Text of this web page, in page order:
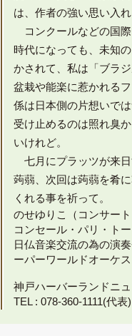
は、作者の強い思い入
コンクールなどの国
時代になっても、未知
かされて、私は「ブラ
盆栽や能楽に惹かれる
係は日本側の片想いで
受け止めるのは照れ臭
いけれど。
七月にプラッツが来
蒟蒻、次回は蒟蒻を肴
くれる事を祈って。
のせゆりこ（コンサー
コンセール・パリ・ト
日仏音楽交流の為の演
ーパーワールドオーケ
神戸ハーバーランドニ
TEL : 078-360-1111(代表)